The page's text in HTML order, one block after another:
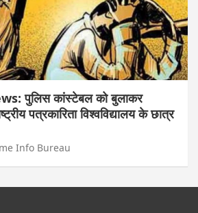
पुलिस कांस्टेबल को बुलाकर
पत्रकारिता विश्वविद्यालय के छात्र
Info Bureau